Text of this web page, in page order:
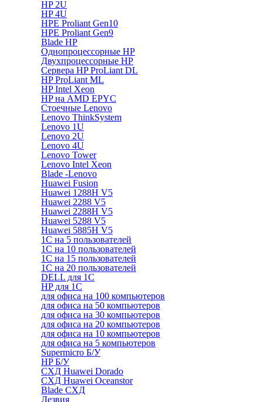
HP 2U
HP 4U
HPE Proliant Gen10
HPE Proliant Gen9
Blade HP
Однопроцессорные HP
Двухпроцессорные HP
Сервера HP ProLiant DL
HP ProLiant ML
HP Intel Xeon
HP на AMD EPYC
Стоечные Lenovo
Lenovo ThinkSystem
Lenovo 1U
Lenovo 2U
Lenovo 4U
Lenovo Tower
Lenovo Intel Xeon
Blade -Lenovo
Huawei Fusion
Huawei 1288H V5
Huawei 2288 V5
Huawei 2288H V5
Huawei 5288 V5
Huawei 5885H V5
1С на 5 пользователей
1С на 10 пользователей
1С на 15 пользователей
1С на 20 пользователей
DELL для 1С
HP для 1С
для офиса на 100 компьютеров
для офиса на 50 компьютеров
для офиса на 30 компьютеров
для офиса на 20 компьютеров
для офиса на 10 компьютеров
для офиса на 5 компьютеров
Supermicro Б/У
HP Б/У
СХД Huawei Dorado
СХД Huawei Oceanstor
Blade СХД
Лезвия